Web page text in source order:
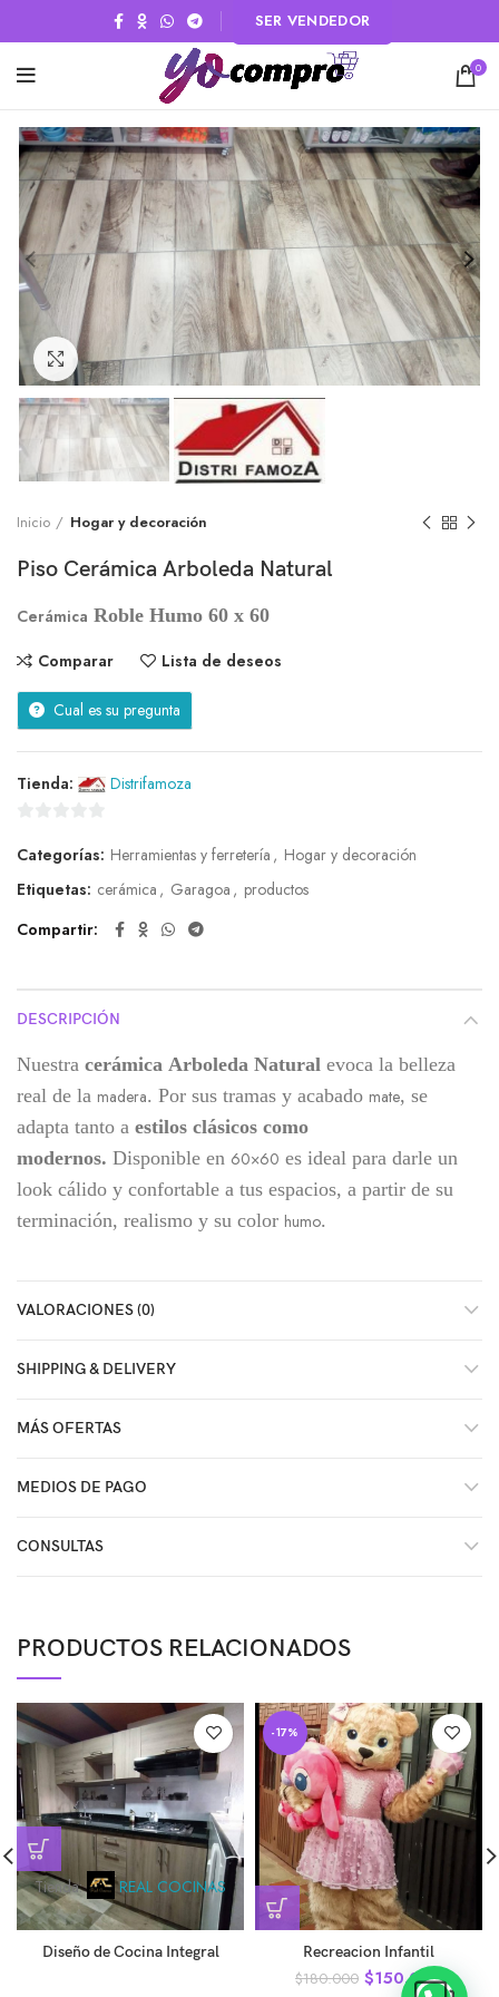
SER VENDEDOR
0
Click to enlarge
Inicio Hogar y decoración
Piso Cerámica Arboleda Natural
Cerámica Roble Humo 60 x 60
Comparar Lista de deseos
Cual es su pregunta
Tienda: Distrifamoza
de
5
Categorías: Herramientas y ferretería , Hogar y decoración
Etiquetas: cerámica , Garagoa , productos
Compartir
DESCRIPCIÓN
Nuestra cerámica Arboleda Natural evoca la belleza
real de la madera. Por sus tramas y acabado mate, se
adapta tanto a estilos clásicos como
modernos. Disponible en 60×60 es ideal para darle un
look cálido y confortable a tus espacios, a partir de su
terminación, realismo y su color humo.
VALORACIONES (0)
SHIPPING & DELIVERY
MÁS OFERTAS
MEDIOS DE PAGO
CONSULTAS
PRODUCTOS RELACIONADOS
Tienda: REAL COCINAS
Diseño de Cocina Integral
-17%
Recreacion Infantil
$180.000 $150.000